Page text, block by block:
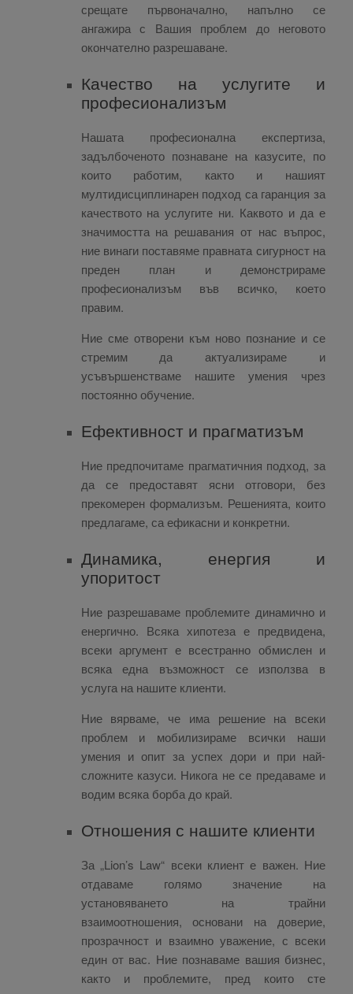
срещате първоначално, напълно се
ангажира с Вашия проблем до неговото
окончателно разрешаване.
Качество на услугите и
професионализъм
Нашата професионална експертиза,
задълбоченото познаване на казусите, по
които работим, както и нашият
мултидисциплинарен подход са гаранция за
качеството на услугите ни. Каквото и да е
значимостта на решавания от нас въпрос,
ние винаги поставяме правната сигурност на
преден план и демонстрираме
професионализъм във всичко, което
правим.
Ние сме отворени към ново познание и се
стремим да актуализираме и
усъвършенстваме нашите умения чрез
постоянно обучение.
Ефективност и прагматизъм
Ние предпочитаме прагматичния подход, за
да се предоставят ясни отговори, без
прекомерен формализъм. Решенията, които
предлагаме, са ефикасни и конкретни.
Динамика, енергия и
упоритост
Ние разрешаваме проблемите динамично и
енергично. Всяка хипотеза е предвидена,
всеки аргумент е всестранно обмислен и
всяка една възможност се използва в
услуга на нашите клиенти.
Ние вярваме, че има решение на всеки
проблем и мобилизираме всички наши
умения и опит за успех дори и при най-
сложните казуси. Никога не се предаваме и
водим всяка борба до край.
Отношения с нашите клиенти
За „Lion’s Law“ всеки клиент е важен. Ние
отдаваме голямо значение на
установяването на трайни
взаимоотношения, основани на доверие,
прозрачност и взаимно уважение, с всеки
един от вас. Ние познаваме вашия бизнес,
както и проблемите, пред които сте